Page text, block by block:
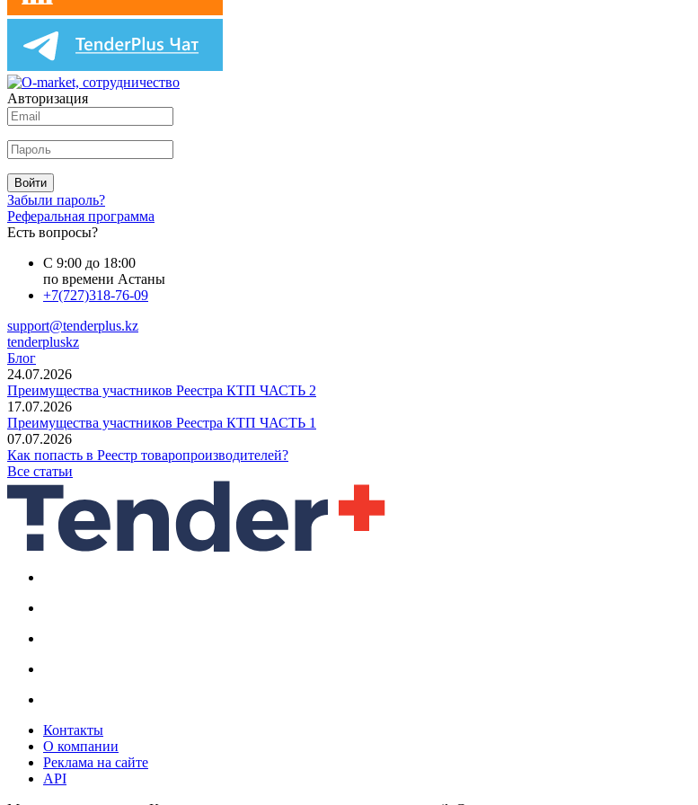
Авторизация
Войти
Забыли пароль?
Реферальная программа
Есть вопросы?
С 9:00 до 18:00
по времени Астаны
+7(727)318-76-09
support@tenderplus.kz
tenderpluskz
Блог
24.07.2026
Преимущества участников Реестра КТП ЧАСТЬ 2
17.07.2026
Преимущества участников Реестра КТП ЧАСТЬ 1
07.07.2026
Как попасть в Реестр товаропроизводителей?
Все статьи
Контакты
О компании
Реклама на сайте
API